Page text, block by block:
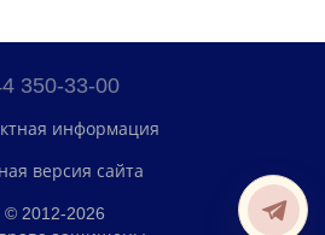
350-33-00
информация
версия сайта
© 2012-2026